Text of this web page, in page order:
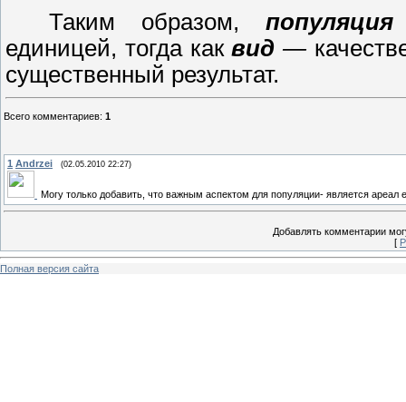
Таким образом, популяция
единицей, тогда каквид —
существенный результат.
Всего комментариев: 1
1 Andrzei (02.05.2010 22:27)
Могу только добавить, что важным аспектом для популяции- является ареал
Добавлять комментарии
[
Полная версия сайта